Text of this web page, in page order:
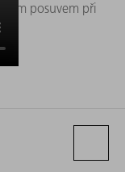
posuvem při